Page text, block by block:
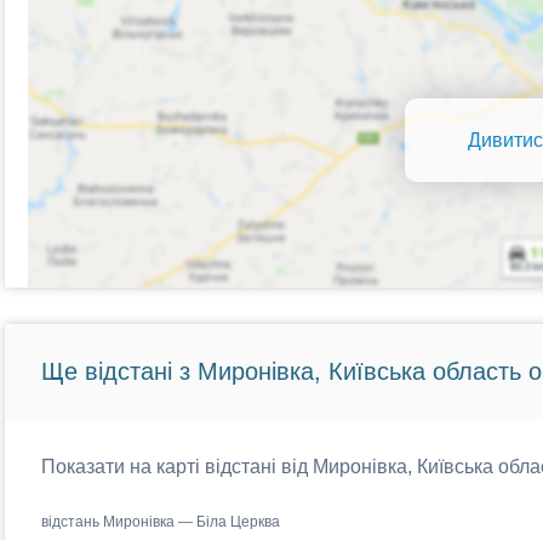
Ще відстані з Миронівка, Київська область
Показати на карті відстані від Миронівка, Київська
відстань Миронівка — Біла Церква